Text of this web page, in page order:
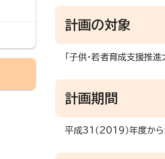
計画の対象
「子供・若者育成支援推
計画期間
平成31（2019）年度か